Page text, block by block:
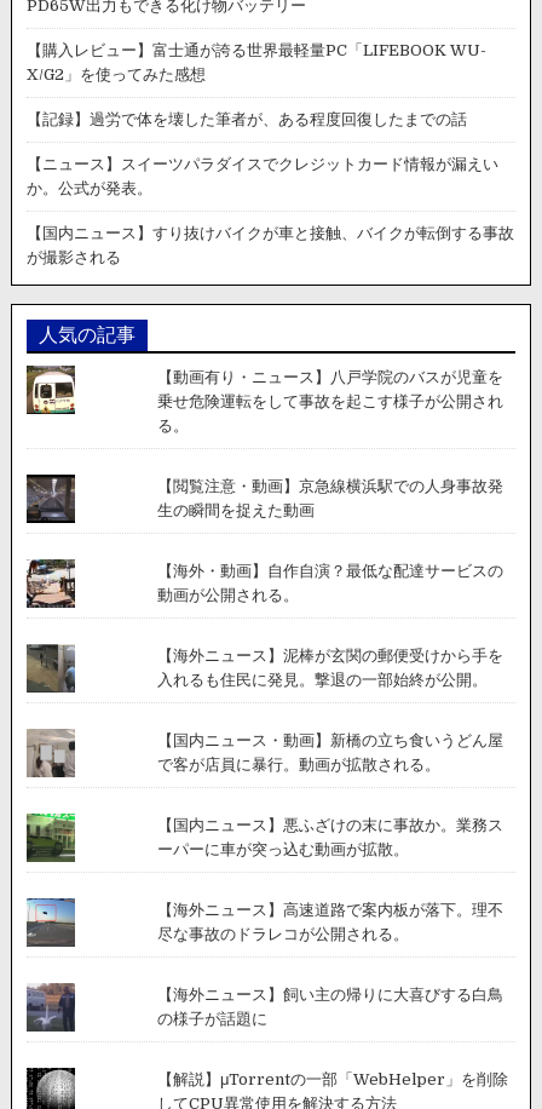
れ
る。
へ
山
で
石
流。
衝
撃
な
動
投
れ
る。
PD65W出力もできる化け物バッテリー
【購入レビュー】富士通が誇る世界最軽量PC「LIFEBOOK WU-
X/G2」を使ってみた感想
【記録】過労で体を壊した筆者が、ある程度回復したまでの話
【ニュース】スイーツパラダイスでクレジットカード情報が漏えい
か。公式が発表。
【国内ニュース】すり抜けバイクが車と接触、バイクが転倒する事故
が撮影される
人気の記事
【動画有り・ニュース】八戸学院のバスが児童を
乗せ危険運転をして事故を起こす様子が公開され
る。
【閲覧注意・動画】京急線横浜駅での人身事故発
生の瞬間を捉えた動画
【海外・動画】自作自演？最低な配達サービスの
動画が公開される。
【海外ニュース】泥棒が玄関の郵便受けから手を
入れるも住民に発見。撃退の一部始終が公開。
【国内ニュース・動画】新橋の立ち食いうどん屋
で客が店員に暴行。動画が拡散される。
【国内ニュース】悪ふざけの末に事故か。業務ス
ーパーに車が突っ込む動画が拡散。
【海外ニュース】高速道路で案内板が落下。理不
尽な事故のドラレコが公開される。
【海外ニュース】飼い主の帰りに大喜びする白鳥
の様子が話題に
【解説】μTorrentの一部「WebHelper」を削除
してCPU異常使用を解決する方法